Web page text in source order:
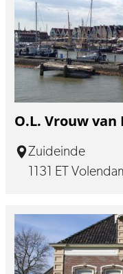
O.L. Vrouw
Zuideinde
1131 ET